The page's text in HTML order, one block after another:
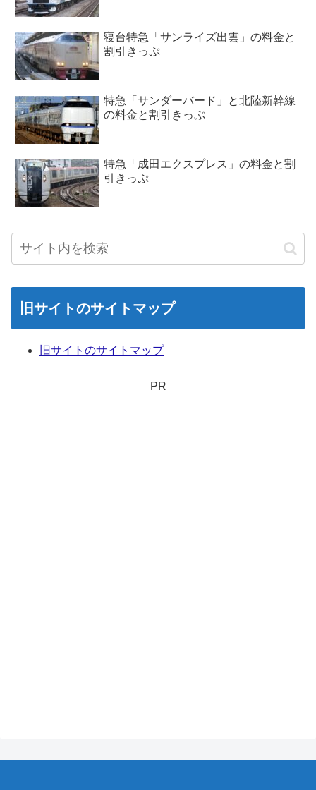
寝台特急「サンライズ出雲」の料金と
割引きっぷ
特急「サンダーバード」と北陸新幹線
の料金と割引きっぷ
特急「成田エクスプレス」の料金と割
引きっぷ
旧サイトのサイトマップ
旧サイトのサイトマップ
PR